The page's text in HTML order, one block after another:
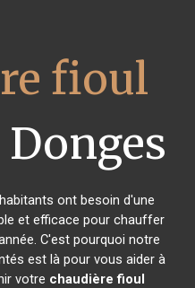
fioul
Donges
ont besoin d'une
et efficace pour chauffer
C'est pourquoi notre
est là pour vous aider à
votre chaudière fioul